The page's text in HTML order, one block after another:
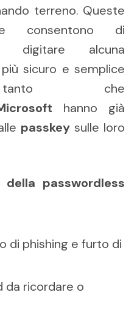
terreno. Queste
consentono di
digitare alcuna
sicuro e semplice
tanto che
hanno già
passkeysulle loro
passwordless
di phishing e furto di
da ricordare o